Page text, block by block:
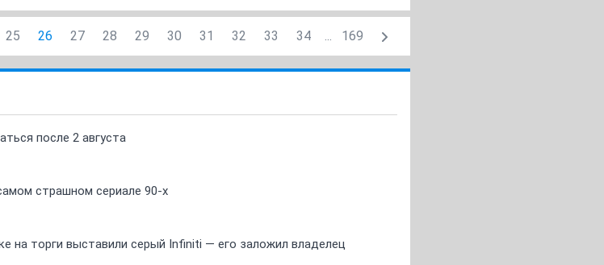
25 26 27 28 29 30 31 32 33 34 ... 169
после 2 августа
страшном сериале 90-х
на торги выставили серый Infiniti — его заложил владелец